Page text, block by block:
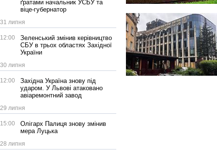
ґратами начальник УСБУ та
віце-губернатор
31 липня
12:00
Зеленський змінив керівництво
СБУ в трьох областях Західної
України
30 липня
12:00
Західна Україна знову під
ударом. У Львові атаковано
авіаремонтний завод
29 липня
15:00
Олігарх Палиця знову змінив
мера Луцька
28 липня